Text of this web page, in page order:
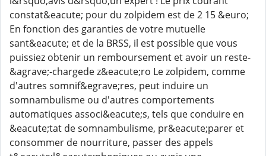
constat&eacute; pour du zolpidem est de 2 15 &euro;
En fonction des garanties de votre mutuelle
sant&eacute; et de la BRSS, il est possible que vous
puissiez obtenir un remboursement et avoir un reste-
&agrave;-chargede z&eacute;ro Le zolpidem, comme
d'autres somnif&egrave;res, peut induire un
somnambulisme ou d'autres comportements
automatiques associ&eacute;s, tels que conduire en
&eacute;tat de somnambulisme, pr&eacute;parer et
consommer de nourriture, passer des appels